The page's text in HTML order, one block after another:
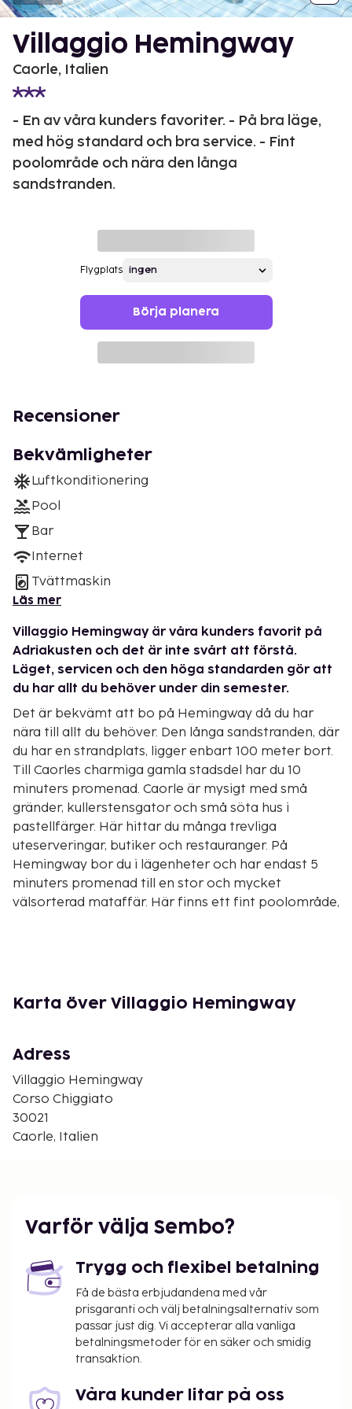
Villaggio Hemingway
Caorle, Italien
- En av våra kunders favoriter. - På bra läge,
med hög standard och bra service. - Fint
poolområde och nära den långa
sandstranden.
Flygplats
Börja planera
Recensioner
Bekvämligheter
Luftkonditionering
Pool
Bar
Internet
Tvättmaskin
Läs mer
Villaggio Hemingway är våra kunders favorit på
Adriakusten och det är inte svårt att förstå.
Läget, servicen och den höga standarden gör att
du har allt du behöver under din semester.
Det är bekvämt att bo på Hemingway då du har
nära till allt du behöver. Den långa sandstranden, där
du har en strandplats, ligger enbart 100 meter bort.
Till Caorles charmiga gamla stadsdel har du 10
minuters promenad. Caorle är mysigt med små
gränder, kullerstensgator och små söta hus i
pastellfärger. Här hittar du många trevliga
uteserveringar, butiker och restauranger. På
Hemingway bor du i lägenheter och har endast 5
minuters promenad till en stor och mycket
välsorterad mataffär. Här finns ett fint poolområde,
mot avgift.
10 euro per tillfälle. Till de yngsta gästerna finns en
liten lekplats och det anordnas minidisco vid poolen
en del kvällar. Strandplats med ett parasoll och två
solstolar kan köpas till på plats.
Caorles pittoreska stadskärna.
Modernt inrett, sovplatsfördelningen och
storlekarna på lägenheterna kan variera något.
Luftkonditionering, uppvärmning, kassafack, sat-tv,
telefon, Internet, mikro, diskmaskin, tvättmaskin,
hårtork, strykbräda, dusch och wc.
Byggnadens faciliteter
Karta över Villaggio Hemingway
Adress
Villaggio Hemingway
Corso Chiggiato
30021
Caorle, Italien
Varför välja Sembo?
Trygg och flexibel betalning
Få de bästa erbjudandena med vår
prisgaranti och välj betalningsalternativ som
passar just dig. Vi accepterar alla vanliga
betalningsmetoder för en säker och smidig
transaktion.
Våra kunder litar på oss